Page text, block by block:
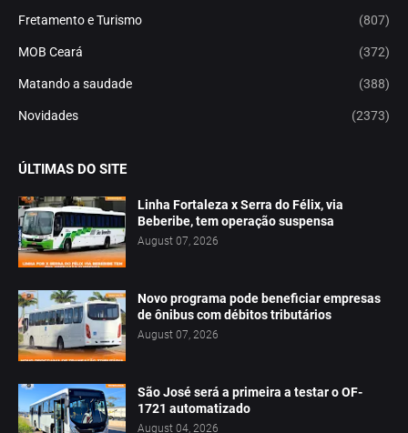
Fretamento e Turismo (807)
MOB Ceará (372)
Matando a saudade (388)
Novidades (2373)
ÚLTIMAS DO SITE
Linha Fortaleza x Serra do Félix, via
Beberibe, tem operação suspensa
August 07, 2026
Novo programa pode beneficiar empresas
de ônibus com débitos tributários
August 07, 2026
São José será a primeira a testar o OF-
1721 automatizado
August 04, 2026